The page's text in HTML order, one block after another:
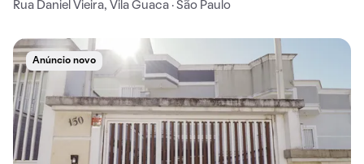
Rua Daniel Vieira, Vila Guaca · São Paulo
Anúncio novo